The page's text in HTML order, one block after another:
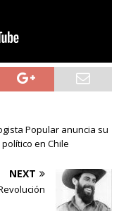
Popular anuncia su
en Chile
NEXT